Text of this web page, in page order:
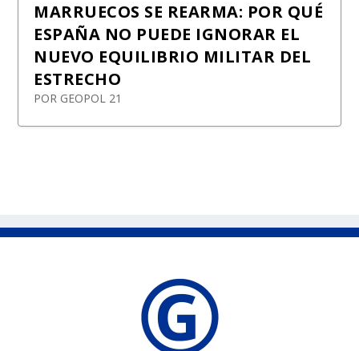
MARRUECOS SE REARMA: POR QUÉ
ESPAÑA NO PUEDE IGNORAR EL
NUEVO EQUILIBRIO MILITAR DEL
ESTRECHO
POR GEOPOL 21